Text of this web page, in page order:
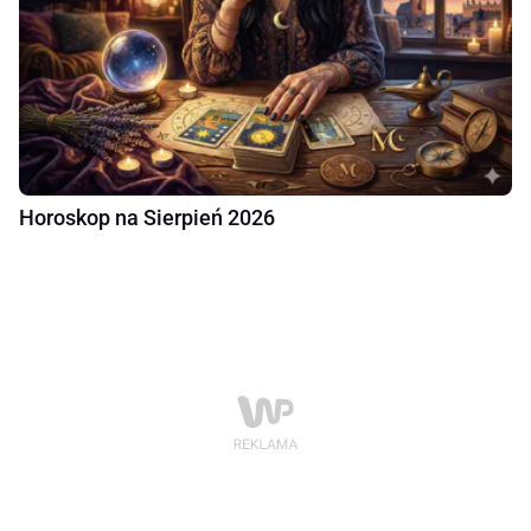
Horoskop na Sierpień 2026